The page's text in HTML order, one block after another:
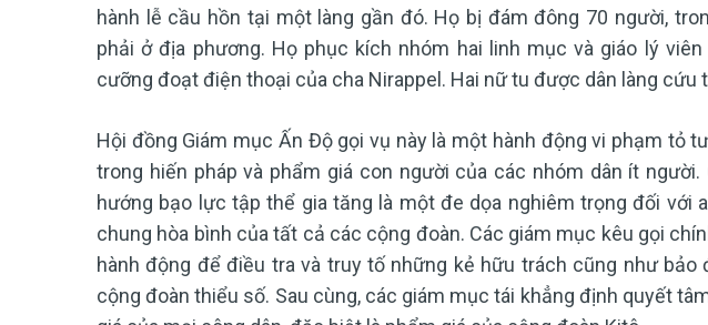
hành lễ cầu hồn tại một làng gần đó. Họ bị đám đông 70 người,
phải ở địa phương. Họ phục kích nhóm hai linh mục và giáo lý
cưỡng đoạt điện thoại của cha Nirappel. Hai nữ tu được dân làng cứu
Hội đồng Giám mục Ấn Độ gọi vụ này là một hành động vi phạm tỏ
trong hiến pháp và phẩm giá con người của các nhóm dân ít người.
hướng bạo lực tập thể gia tăng là một đe dọa nghiêm trọng đối với
chung hòa bình của tất cả các cộng đoàn. Các giám mục kêu gọi
hành động để điều tra và truy tố những kẻ hữu trách cũng như
cộng đoàn thiểu số. Sau cùng, các giám mục tái khẳng định quyết